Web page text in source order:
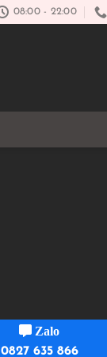
08:00 - 22:00
Zalo
0827 635 866